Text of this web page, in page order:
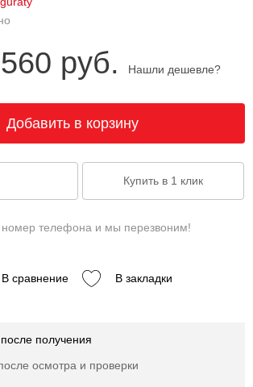
руб. Нашли дешевле?
номер телефона и мы перезвоним!
В сравнение В закладки
получения
осмотра и проверки